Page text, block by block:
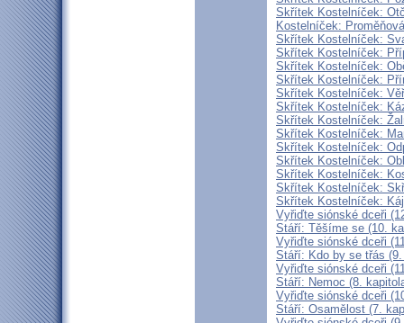
Skřítek Kostelníček:
Kostelníček:
Skřítek Kostelníček:
Skřítek Kostelníček:
Skřítek Kostelníček:
Skřítek Kostelníček:
Skřítek Kostelníček:
Skřítek Kostelníček:
Skřítek Kostelníček:
Skřítek Kostelníček:
Skřítek Kostelníček:
Skřítek Kostelníček:
Skřítek Kostelníček:
Skřítek Kostelníček:
Skřítek Kostelníček:
Vyřiďte siónské dceři
Stáří: Těšíme se (10.
Vyřiďte siónské dceři
Stáří: Kdo by se třás
Vyřiďte siónské dceři
Stáří: Nemoc (8.
Vyřiďte siónské dceři
Stáří: Osamělost (7.